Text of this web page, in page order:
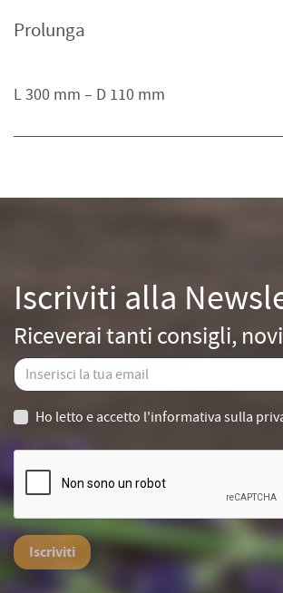
Prolunga
L 300 mm – D 110 mm
Iscriviti alla
Riceverai tanti consigli,
Ho letto e accetto l'informativa sulla
Iscriviti